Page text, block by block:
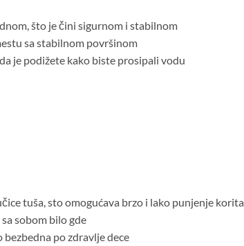
što je čini sigurnom i stabilnom
sa stabilnom površinom
je podižete kako biste prosipali vodu
tuša, sto omogućava brzo i lako punjenje korita
sobom bilo gde
po zdravlje dece